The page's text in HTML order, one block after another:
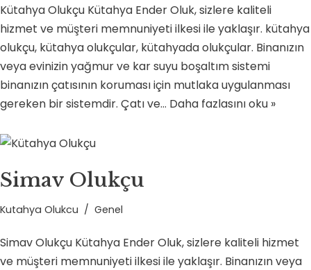
Kütahya Olukçu Kütahya Ender Oluk, sizlere kaliteli
hizmet ve müşteri memnuniyeti ilkesi ile yaklaşır. kütahya
olukçu, kütahya olukçular, kütahyada olukçular. Binanızın
veya evinizin yağmur ve kar suyu boşaltım sistemi
binanızın çatısının koruması için mutlaka uygulanması
gereken bir sistemdir. Çatı ve… Daha fazlasını oku »
Simav Olukçu
Kutahya Olukcu Genel
Simav Olukçu Kütahya Ender Oluk, sizlere kaliteli hizmet
ve müşteri memnuniyeti ilkesi ile yaklaşır. Binanızın veya